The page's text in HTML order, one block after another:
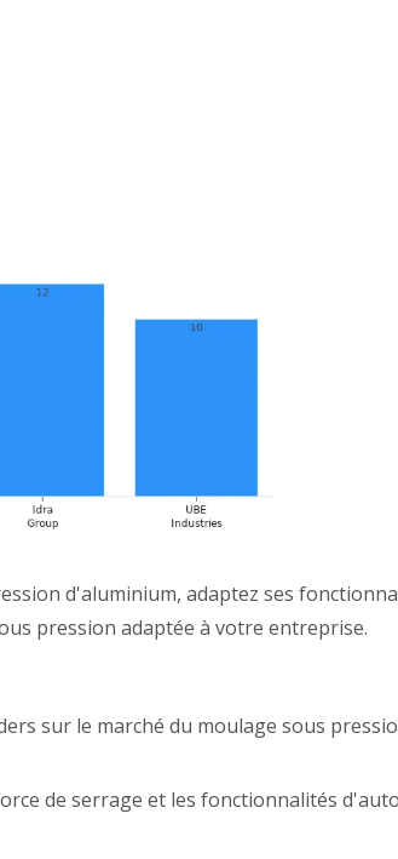
d'aluminium, adaptez ses
pression adaptée à votre entreprise.
sur le marché du moulage sous
de serrage et les fonctionnalités